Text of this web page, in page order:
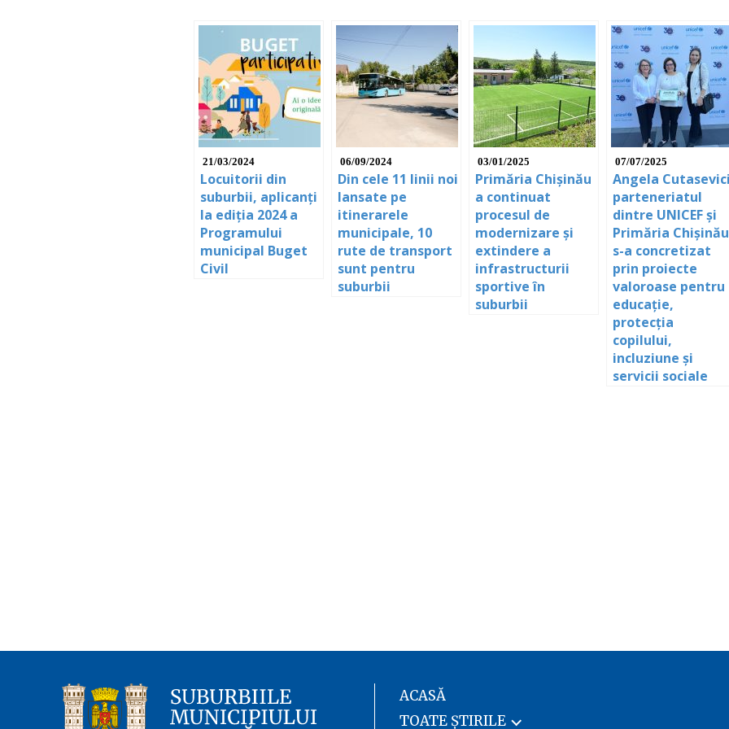
21/03/2024
Locuitorii din
suburbii, aplicanți
la ediția 2024 a
Programului
municipal Buget
Civil
06/09/2024
Din cele 11 linii noi
lansate pe
itinerarele
municipale, 10
rute de transport
sunt pentru
suburbii
03/01/2025
Primăria Chișinău
a continuat
procesul de
modernizare și
extindere a
infrastructurii
sportive în
suburbii
07/07/2025
Angela
parteneriatul
dintre UNICEF și
Primăria Chișinău
s-a concretizat
prin proiecte
valoroase pentru
educație,
protecția
copilului,
incluziune și
servicii sociale
ACASĂ
TOATE ȘTIRILE